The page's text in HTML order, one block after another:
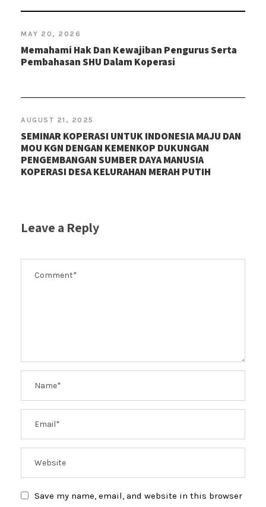
MAY 20, 2026
Memahami Hak Dan Kewajiban Pengurus Serta
Pembahasan SHU Dalam Koperasi
AUGUST 21, 2025
SEMINAR KOPERASI UNTUK INDONESIA MAJU DAN
MOU KGN DENGAN KEMENKOP DUKUNGAN
PENGEMBANGAN SUMBER DAYA MANUSIA
KOPERASI DESA KELURAHAN MERAH PUTIH
Leave a Reply
Save my name, email, and website in this browser